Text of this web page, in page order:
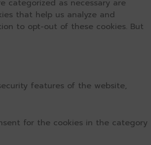
categorized as necessary are
that help us analyze and
to opt-out of these cookies. But
features of the website,
for the cookies in the category